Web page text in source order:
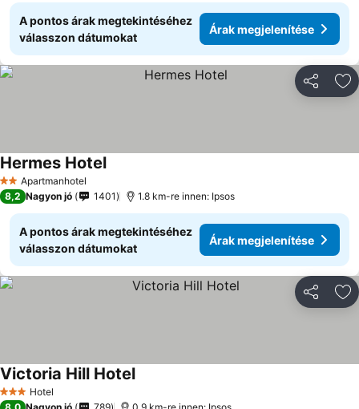
A pontos árak megtekintéséhez
válasszon dátumokat
Árak megjelenítése
2 Kategória
Apartmanhotel
Hermes HotelÁrak megjelenítése
8,2 Nagyon jó 1401 1.8 km-re innen: Ipsos
A pontos árak megtekintéséhez
válasszon dátumokat
Árak megjelenítése
3 Kategória
Hotel
Victoria Hill HotelÁrak megjelenítése